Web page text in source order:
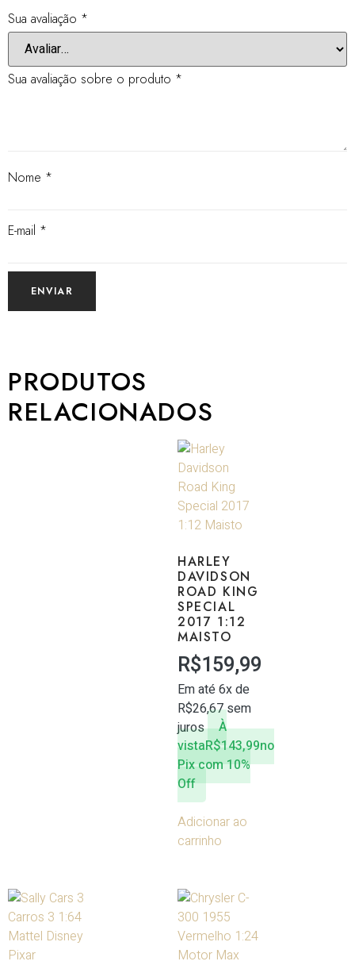
Sua avaliação *
Sua avaliação sobre o produto *
Nome *
E-mail *
PRODUTOS
RELACIONADOS
HARLEY
DAVIDSON
ROAD KING
SPECIAL
2017 1:12
MAISTO
R$159,99
Em até 6x de
R$26,67sem
juros
À
vistaR$143,99no
Pix com 10%
Off
Adicionar ao
carrinho